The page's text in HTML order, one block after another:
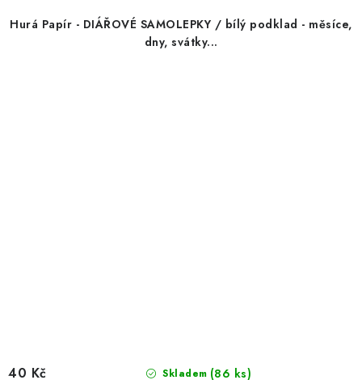
Hurá Papír - DIÁŘOVÉ SAMOLEPKY / bílý podklad - měsíce,
dny, svátky...
Skladem (86 ks)
40 Kč